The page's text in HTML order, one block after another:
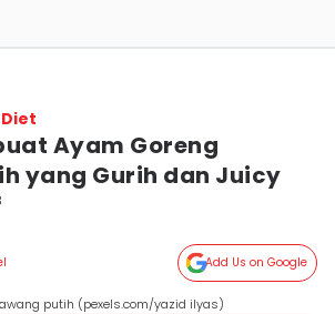
Diet
Ayam Goreng
yang Gurih dan Juicy
Add Us on Google
putih (pexels.com/yazid ilyas)